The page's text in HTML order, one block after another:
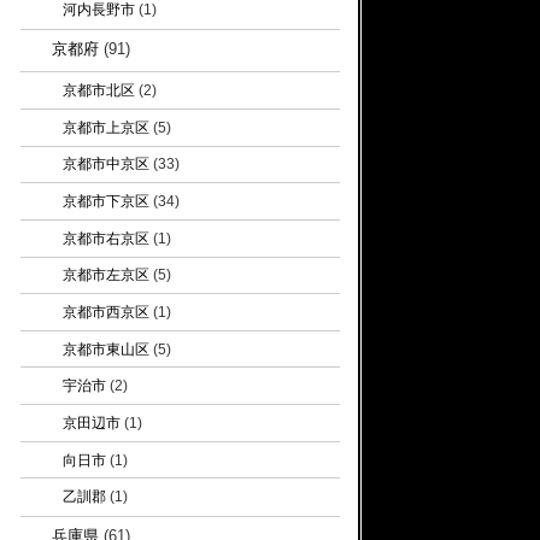
河内長野市(1)
京都府(91)
京都市北区 (2)
京都市上京区(5)
京都市中京区 (33)
京都市下京区(34)
京都市右京区(1)
京都市左京区 (5)
京都市西京区(1)
京都市東山区(5)
宇治市(2)
京田辺市(1)
向日市(1)
乙訓郡(1)
兵庫県(61)